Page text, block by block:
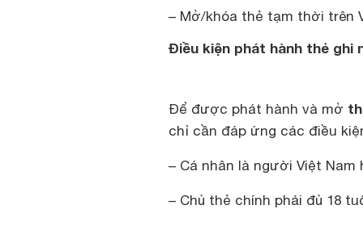
– Mở/khóa thẻ tạm thời trên
Điều kiện phát hành thẻ ghi
Để được phát hành và mở
chỉ cần đáp ứng các điều
– Cá nhân là người Việt
– Chủ thẻ chính phải đủ 18